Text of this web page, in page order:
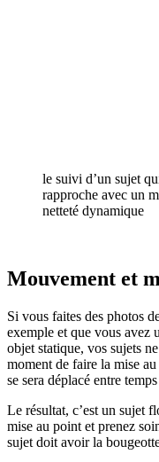
le suivi d’un sujet
rapproche avec un
netteté dynamique
Mouvement et
Si vous faites des photos
exemple et que vous avez
objet statique, vos sujets
moment de faire la mise
se sera déplacé entre
Le résultat, c’est un sujet
mise au point et prenez
sujet doit avoir la